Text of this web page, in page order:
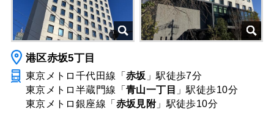
港区赤坂5丁目
東京メトロ千代田線「 赤坂 」駅徒歩7分
東京メトロ半蔵門線「 青山一丁目 」駅徒歩10分
東京メトロ銀座線「 赤坂見附 」駅徒歩10分